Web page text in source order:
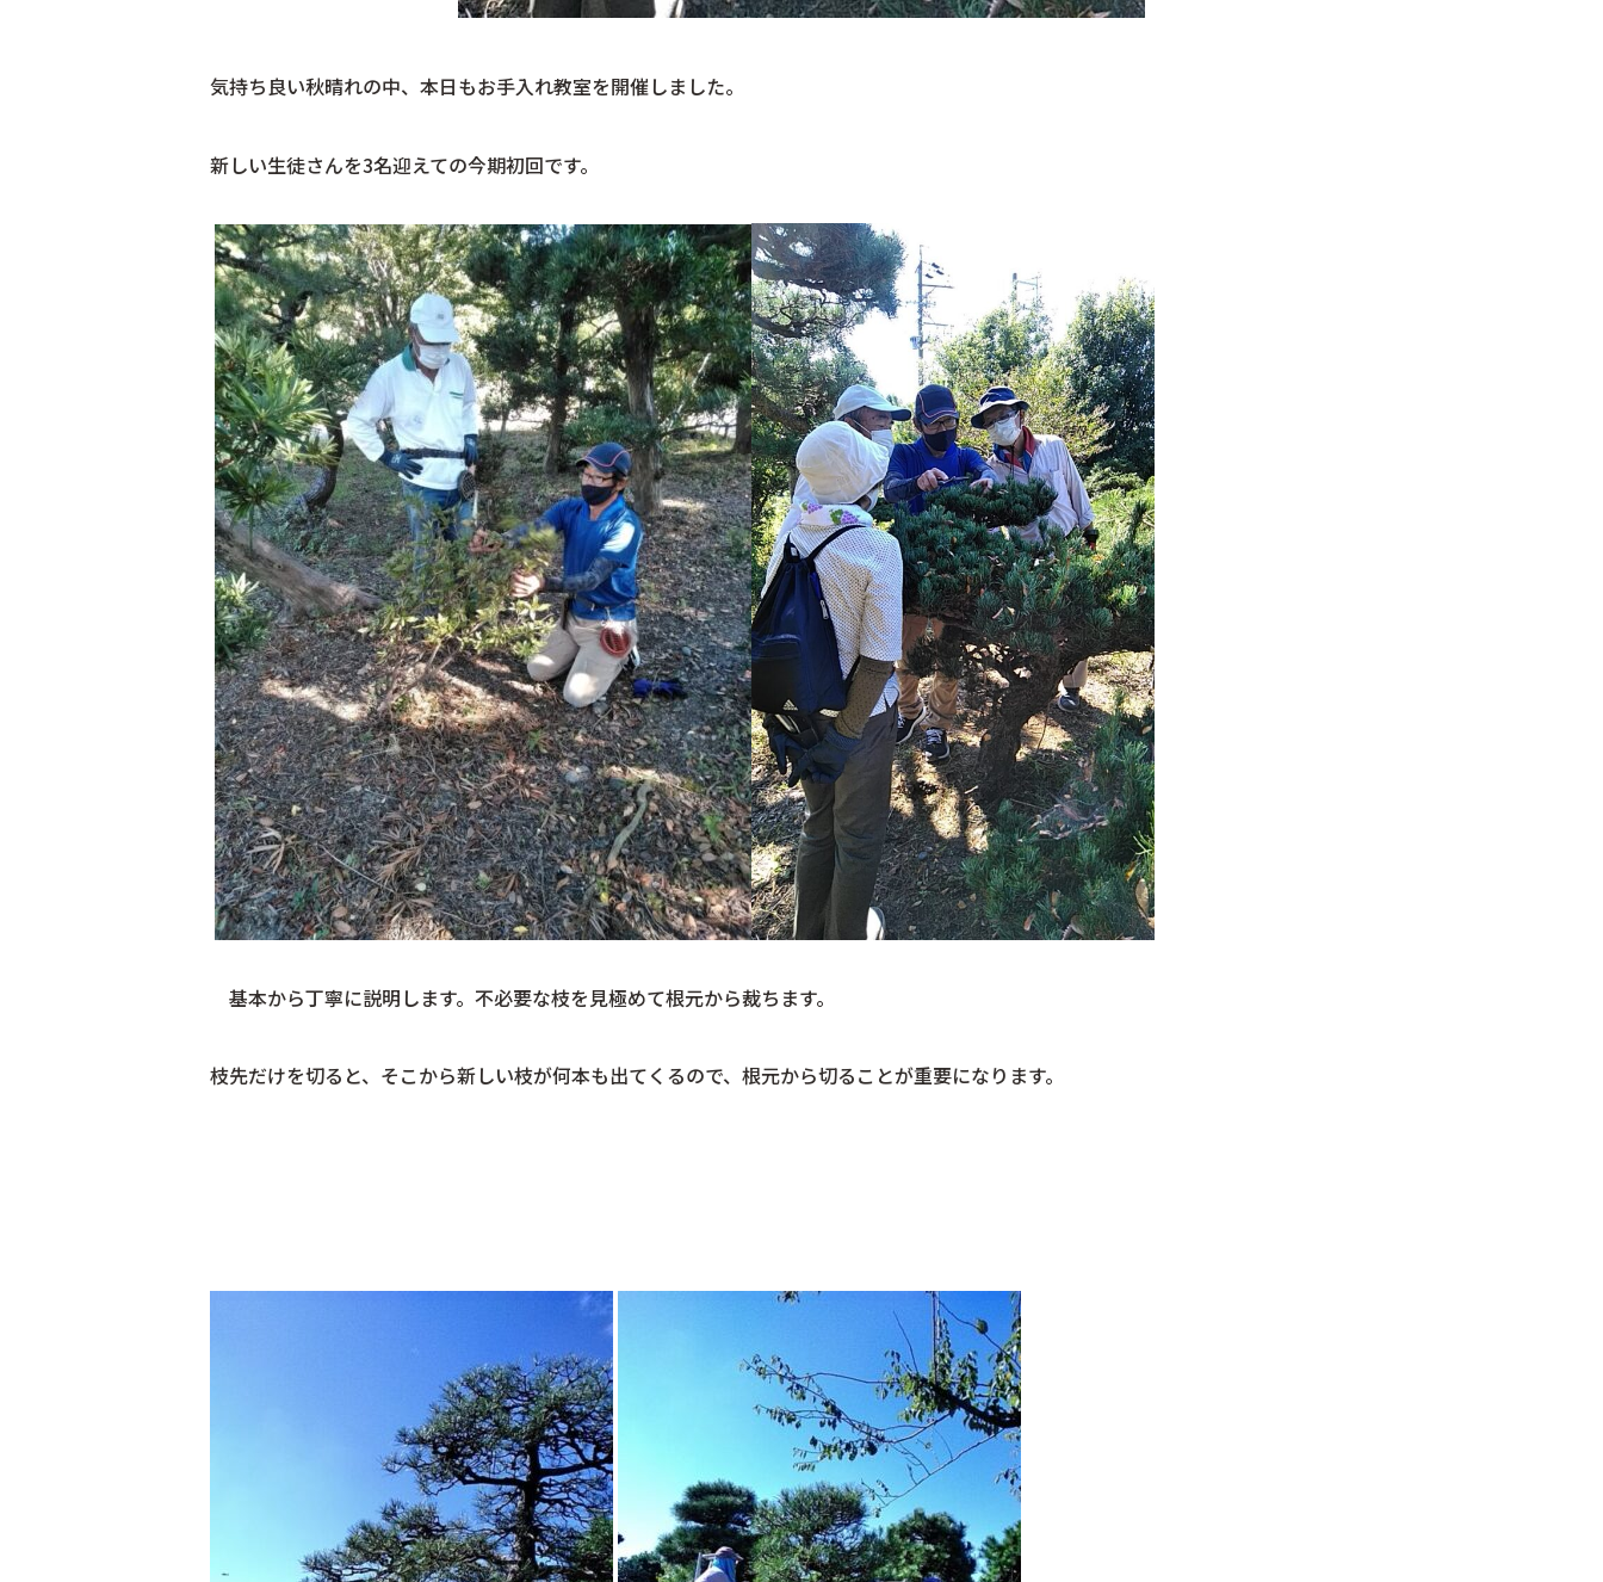
気持ち良い秋晴れの中、本日もお手入れ教室を開催しました。
新しい生徒さんを3名迎えての今期初回です。
基本から丁寧に説明します。不必要な枝を見極めて根元から裁ちます。
枝先だけを切ると、そこから新しい枝が何本も出てくるので、根元から切ることが重要になります。